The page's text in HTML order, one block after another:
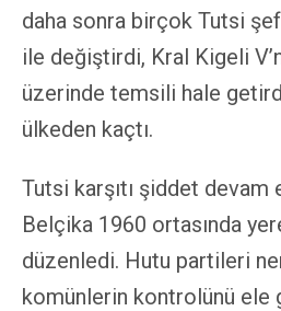
daha sonra birçok Tutsi
ile değiştirdi, Kral Kigeli
üzerinde temsili hale
ülkeden kaçtı.
Tutsi karşıtı şiddet devam
Belçika 1960 ortasında
düzenledi. Hutu partileri
komünlerin kontrolünü ele